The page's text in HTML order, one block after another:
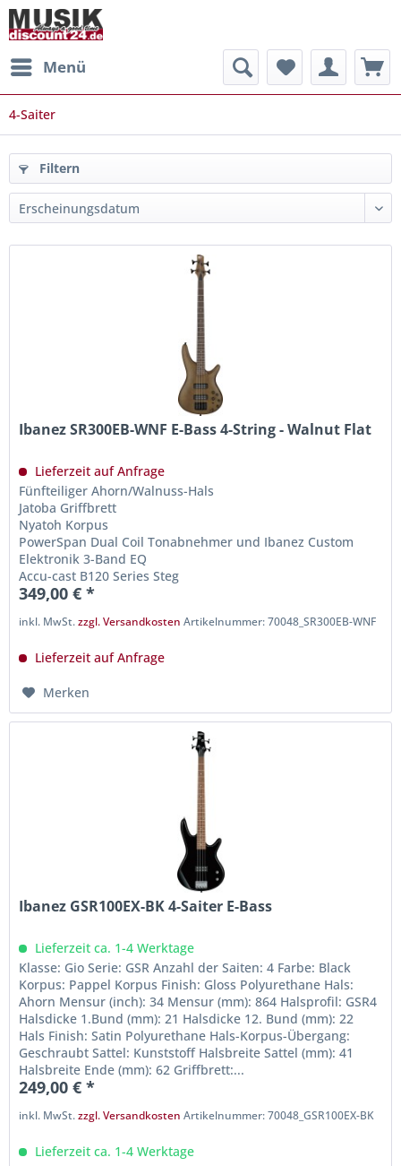
Menü
4-Saiter
Filtern
Ibanez SR300EB-WNF E-Bass 4-String - Walnut Flat
Lieferzeit auf Anfrage
Fünfteiliger Ahorn/Walnuss-Hals
Jatoba Griffbrett
Nyatoh Korpus
PowerSpan Dual Coil Tonabnehmer und Ibanez Custom
Elektronik 3-Band EQ
Accu-cast B120 Series Steg
349,00 € *
inkl. MwSt.zzgl. Versandkosten Artikelnummer: 70048_SR300EB-WNF
Lieferzeit auf Anfrage
Merken
Ibanez GSR100EX-BK 4-Saiter E-Bass
Lieferzeit ca. 1-4 Werktage
Klasse: Gio Serie: GSR Anzahl der Saiten: 4 Farbe: Black
Korpus: Pappel Korpus Finish: Gloss Polyurethane Hals:
Ahorn Mensur (inch): 34 Mensur (mm): 864 Halsprofil: GSR4
Halsdicke 1.Bund (mm): 21 Halsdicke 12. Bund (mm): 22
Hals Finish: Satin Polyurethane Hals-Korpus-Übergang:
Geschraubt Sattel: Kunststoff Halsbreite Sattel (mm): 41
Halsbreite Ende (mm): 62 Griffbrett:...
249,00 € *
inkl. MwSt.zzgl. Versandkosten Artikelnummer: 70048_GSR100EX-BK
Lieferzeit ca. 1-4 Werktage